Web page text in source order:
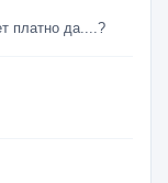
платно да....?